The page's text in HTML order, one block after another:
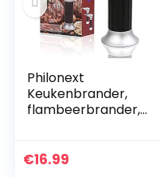
Philonext
Keukenbrander,
flambeerbrander,
de keuken, thuis,
€16.99